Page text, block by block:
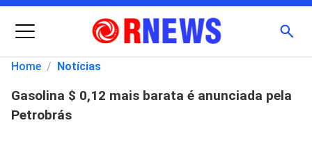
Menu
Pesquisar
por:
Home / Notícias
Gasolina $ 0,12 mais barata é anunciada pela
Petrobrás